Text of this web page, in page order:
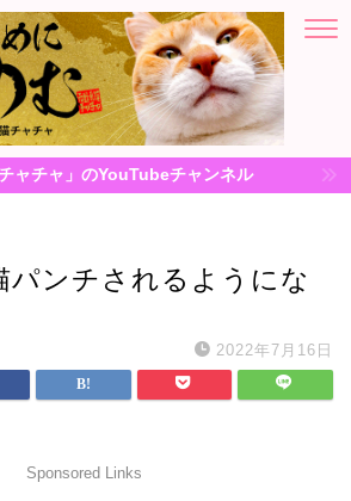
チャチャ」のYouTubeチャンネル
パンチされるようにな
2022年7月16日
Sponsored Links